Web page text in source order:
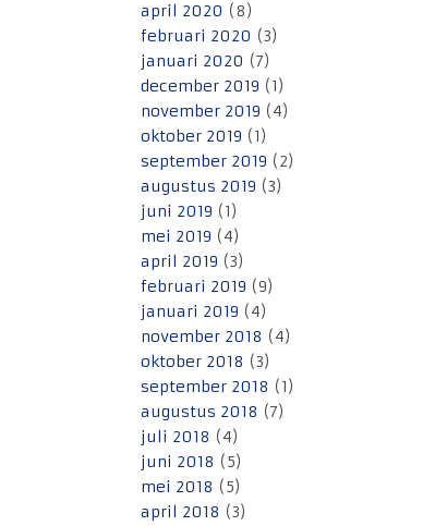
april 2020 (8)
februari 2020 (3)
januari 2020 (7)
december 2019 (1)
november 2019 (4)
oktober 2019 (1)
september 2019 (2)
augustus 2019 (3)
juni 2019 (1)
mei 2019 (4)
april 2019 (3)
februari 2019 (9)
januari 2019 (4)
november 2018 (4)
oktober 2018 (3)
september 2018 (1)
augustus 2018 (7)
juli 2018 (4)
juni 2018 (5)
mei 2018 (5)
april 2018 (3)